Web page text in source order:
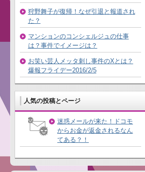
狩野舞子が復帰！なぜ引退と報道され
た？
マンションのコンシェルジュの仕事
は？事件でイメージは？
お笑い芸人メッタ刺し事件のXとは？
爆報フライデー2016/2/5
人気の投稿とページ
迷惑メールが来た！ドコモ
からお金が返金されるなん
てある？！